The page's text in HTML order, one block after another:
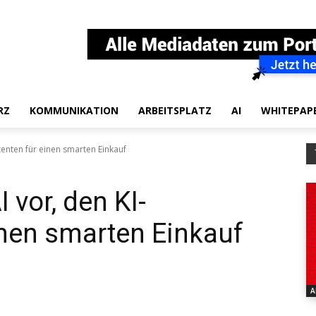
KOMMUNIKATION ARBEITSPLATZ AI
für einen smarten Einkauf
vor, den KI-
smarten Einkauf